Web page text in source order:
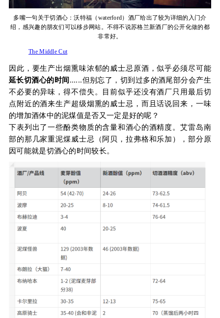
多嘴一句关于切酒心：沃特福（waterford）酒厂给出了较为详细的入门介
绍，感兴趣的朋友们可以移步网站。不得不说苏格兰新酒厂的公开化做的都
非常好。
The Middle Cut
因此，要生产出烟熏味浓郁的威士忌原酒，似乎必须尽可能
延长切酒心的时间......但别忘了，切到过多的酒尾部分会产生
不必要的异味，得不偿失。目前似乎还没有酒厂只用最后切
点附近的酒来生产超级烟熏的威士忌，而且话说回来，一味
的增加酒体中的泥煤值是否又一定是好的呢？
下表列出了一些酚类物质的含量和酒心的酒精度。艾雷岛南
部的那几家重泥煤威士忌（阿贝，拉弗格和乐加），部分原
因可能就是切酒心的时间较长。